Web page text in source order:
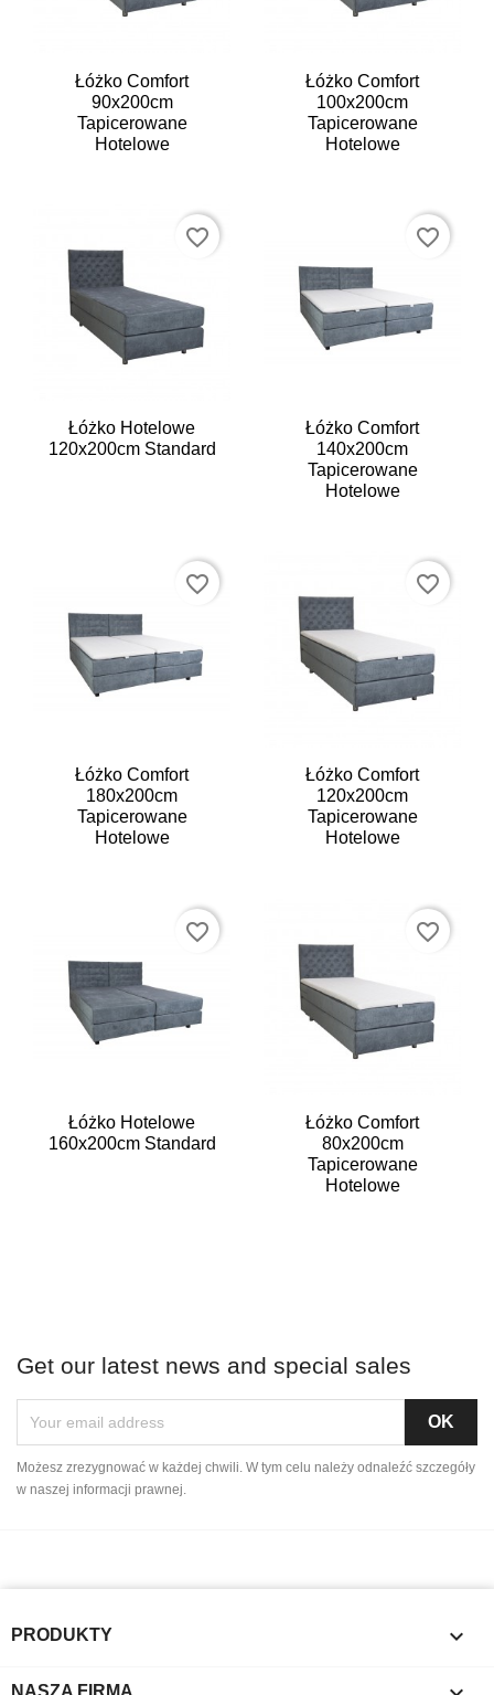
Łóżko Comfort
90x200cm
Tapicerowane
Hotelowe
Łóżko Comfort
100x200cm
Tapicerowane
Hotelowe
Łóżko Hotelowe
120x200cm Standard
favorite_border
Łóżko Comfort
140x200cm
Tapicerowane
Hotelowe
favorite_border
Łóżko Comfort
180x200cm
Tapicerowane
Hotelowe
favorite_border
Łóżko Comfort
120x200cm
Tapicerowane
Hotelowe
favorite_border
Łóżko Hotelowe
160x200cm Standard
favorite_border
Łóżko Comfort
80x200cm
Tapicerowane
Hotelowe
favorite_border
Get our latest news and special sales
Możesz zrezygnować w każdej chwili. W tym celu należy odnaleźć szczegóły
w naszej informacji prawnej.
PRODUKTY 
NASZA FIRMA